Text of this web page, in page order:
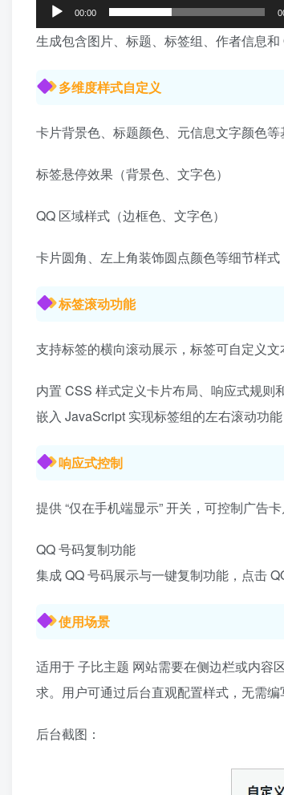
00:00
生成包含图片、标题、标签组、作者信息
多维度样式自定义
卡片背景色、标题颜色、元信息文字颜色
标签悬停效果（背景色、文字色）
QQ 区域样式（边框色、文字色）
卡片圆角、左上角装饰圆点颜色等细节样式
标签滚动功能
支持标签的横向滚动展示，标签可自定义
内置 CSS 样式定义卡片布局、响应式规则
嵌入 JavaScript 实现标签组的左右滚动功
响应式控制
提供 “仅在手机端显示” 开关，可控制广告
QQ 号码复制功能
集成 QQ 号码展示与一键复制功能，点击
使用场景
适用于 子比主题 网站需要在侧边栏或内容
求。用户可通过后台直观配置样式，无需编
后台截图：